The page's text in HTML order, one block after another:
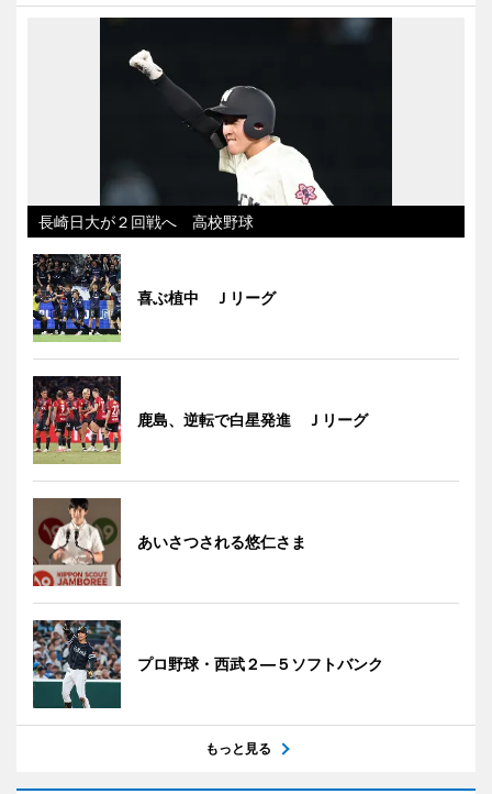
長崎日大が２回戦へ 高校野球
喜ぶ植中 Ｊリーグ
鹿島、逆転で白星発進 Ｊリーグ
あいさつされる悠仁さま
プロ野球・西武２―５ソフトバンク
もっと見る